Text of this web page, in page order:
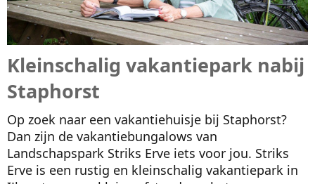
Kleinschalig vakantiepark nabij
Staphorst
Op zoek naar een vakantiehuisje bij Staphorst?
Dan zijn de vakantiebungalows van
Landschapspark Striks Erve iets voor jou. Striks
Erve is een rustig en kleinschalig vakantiepark in